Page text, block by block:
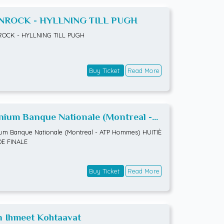
- HYLLNING TILL PUGH
- HYLLNING TILL PUGH
Buy Ticket Read More
Banque Nationale (Montreal -
Hommes) HUITIÈMES DE FINALE
Banque Nationale (Montreal - ATP Hommes) HUITIÈ
FINALE
Buy Ticket Read More
Ihmeet Kohtaavat